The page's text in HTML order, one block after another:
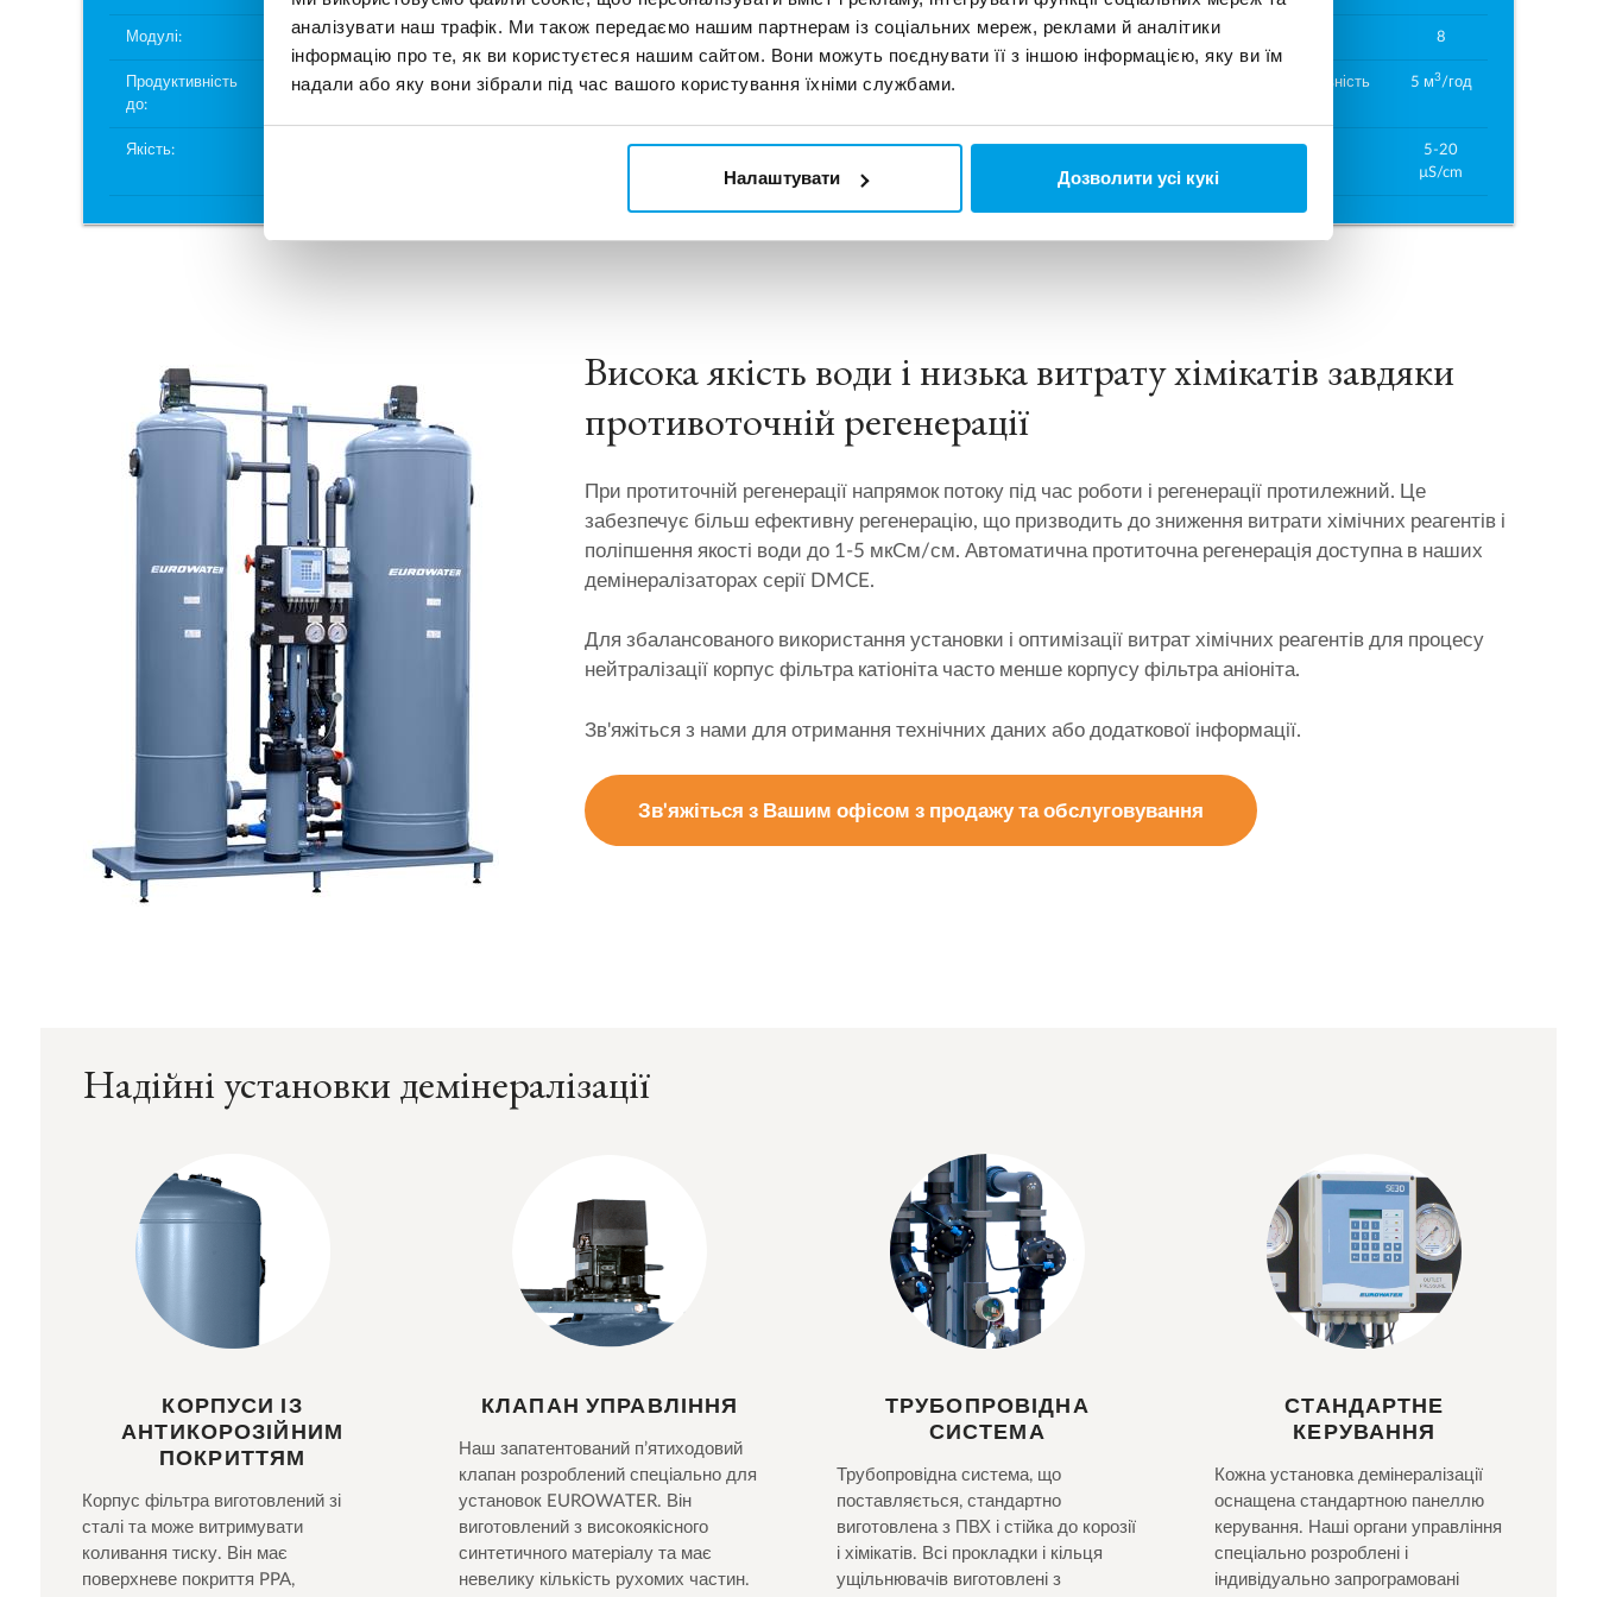
аналізувати наш трафік. Ми також передаємо нашим партнерам із соціальних мереж, реклами й аналітики
інформацію про те, як ви користуєтеся нашим сайтом. Вони можуть поєднувати її з іншою інформацією, яку ви їм
надали або яку вони зібрали під час вашого користування їхніми службами.
Налаштувати Дозволити усі кукі
Модулі: 3
Продуктивність
до:
13 м /
Якість:
Модулі: 7
Продуктивність
5 м /год
5-20
Модулі: 5
Продуктивність
Якість:
5-20
µS/cm
8
Продуктивність
5 м3/год
Якість:
5-20
µS/cm
Висока якість води і низька витрату хімікатів завдяки
противоточній регенерації
При протиточній регенерації напрямок потоку під час роботи і регенерації протилежний. Це
забезпечує більш ефективну регенерацію, що призводить до зниження витрати хімічних реагентів і
поліпшення якості води до 1-5 мкСм/см. Автоматична протиточна регенерація доступна в наших
демінералізаторах серії DMCE.
Для збалансованого використання установки і оптимізації витрат хімічних реагентів для процесу
нейтралізації корпус фільтра катіоніта часто менше корпусу фільтра аніоніта.
Зв'яжіться з нами для отримання технічних даних або додаткової інформації.
Зв'яжіться з Вашим офісом з продажу та обслуговування
Надійні установки демінералізації
КОРПУСИ ІЗ
АНТИКОРОЗІЙНИМ
ПОКРИТТЯМ
Корпус фільтра виготовлений зі
сталі та може витримувати
коливання тиску. Він має
поверхневе покриття PPA,
КЛАПАН УПРАВЛІННЯ
Наш запатентований п’ятиходовий
клапан розроблений спеціально для
установок EUROWATER. Він
виготовлений з високоякісного
синтетичного матеріалу та має
невелику кількість рухомих частин.
ТРУБОПРОВІДНА
СИСТЕМА
Трубопровідна система, що
поставляється, стандартно
виготовлена з ПВХ і стійка до корозії
і хімікатів. Всі прокладки і кільця
ущільнювачів виготовлені з
СТАНДАРТНЕ
КЕРУВАННЯ
Кожна установка демінералізації
оснащена стандартною панеллю
керування. Наші органи управління
спеціально розроблені і
індивідуально запрограмовані